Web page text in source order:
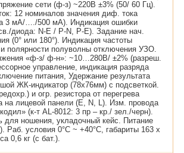
сети (ф-з) ~220В ±3% (50/ 60 Гц).
12 номиналов значения диф. тока
3 мА/…./500 мА). Индикация ошибки
диода: N-E / P-N, P-E). Задание нач.
(0° или 180°). Индикация частоты
полярности полуволны отключения УЗО.
«ф-з/ ф-н»: ~10…280В/ ±2% (разреш.
управление, индикация разряда
питания, Удержание результата
ЖК-индикатор (78х76мм) с подсветкой.
и огр. резистора от перегрева
на лицевой панели (E, N, L). Изм. провода
(к-т AL-8012: 3 пр – кр./ зел./черн).
для ношения, укладочный кейс. Питание
Раб. условия 0°C ~ +40°C, габариты 163 х
0,6 кг (с бат.).